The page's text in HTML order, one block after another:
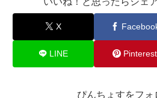
X
LINE Pinterest
ぴんちょすをフォ